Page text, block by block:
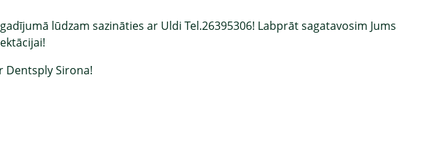
lūdzam sazināties ar Uldi Tel.26395306! Labprāt sagatavosim Jums
Dentsply Sirona!